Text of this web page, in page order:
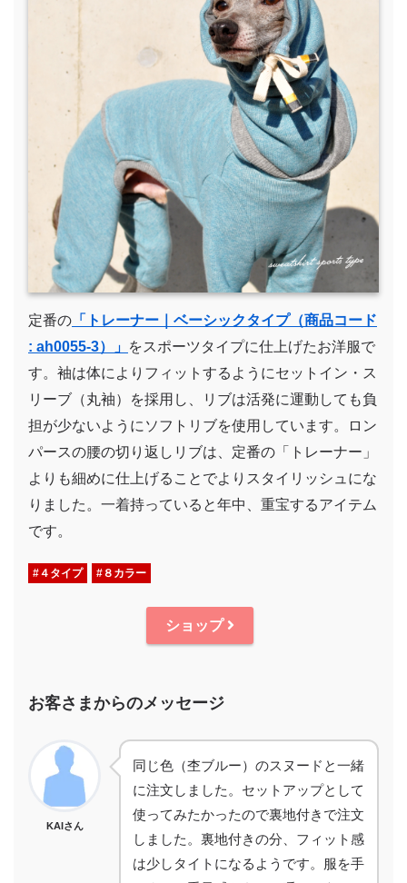
定番の 「トレーナー｜ベーシックタイプ（商品コード
: ah0055-3）」 をスポーツタイプに仕上げたお洋服で
す。袖は体によりフィットするようにセットイン・ス
リーブ（丸袖）を採用し、リブは活発に運動しても負
担が少ないようにソフトリブを使用しています。ロン
パースの腰の切り返しリブは、定番の「トレーナー」
よりも細めに仕上げることでよりスタイリッシュにな
りました。一着持っていると年中、重宝するアイテム
です。
#４タイプ #８カラー
ショップ
お客さまからのメッセージ
KAIさん
同じ色（杢ブルー）のスヌードと一緒
に注文しました。セットアップとして
使ってみたかったので裏地付きで注文
しました。裏地付きの分、フィット感
は少しタイトになるようです。服を手